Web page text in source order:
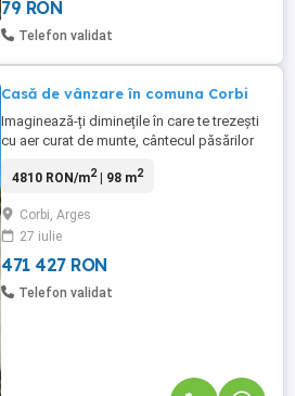
79 RON
Telefon validat
Casă de vânzare în comuna Corbi
Imaginează-ți diminețile în care te trezești
cu aer curat de munte, cântecul păsărilor
cauți. În inima comunei Corbi, la baza
proprietate cochetă, pregătită să devină
noul tău cămin sau refugiul perfect pentru
weekenduri ...
4810 RON/m2| 98 m2
Corbi, Arges
27 iulie
471 427 RON
Telefon validat